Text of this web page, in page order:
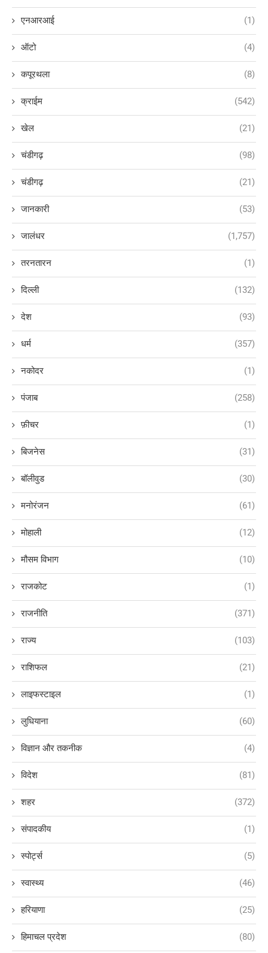
एनआरआई (1)
ऑटो (4)
कपूरथला (8)
क्राईम (542)
खेल (21)
चंडीगढ़ (98)
चंडीगढ़ (21)
जानकारी (53)
जालंधर (1,757)
तरनतारन (1)
दिल्ली (132)
देश (93)
धर्म (357)
नकोदर (1)
पंजाब (258)
फ़ीचर (1)
बिजनेस (31)
बॉलीवुड (30)
मनोरंजन (61)
मोहाली (12)
मौसम विभाग (10)
राजकोट (1)
राजनीति (371)
राज्य (103)
राशिफल (21)
लाइफस्टाइल (1)
लुधियाना (60)
विज्ञान और तकनीक (4)
विदेश (81)
शहर (372)
संपादकीय (1)
स्पोर्ट्स (5)
स्वास्थ्य (46)
हरियाणा (25)
हिमाचल प्रदेश (80)